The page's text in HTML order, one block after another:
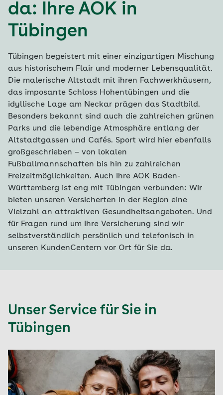
da: Ihre AOK in
Tübingen
Tübingen begeistert mit einer einzigartigen Mischung
aus historischem Flair und moderner Lebensqualität.
Die malerische Altstadt mit ihren Fachwerkhäusern,
das imposante Schloss Hohentübingen und die
idyllische Lage am Neckar prägen das Stadtbild.
Besonders bekannt sind auch die zahlreichen grünen
Parks und die lebendige Atmosphäre entlang der
Altstadtgassen und Cafés. Sport wird hier ebenfalls
großgeschrieben – von lokalen
Fußballmannschaften bis hin zu zahlreichen
Freizeitmöglichkeiten. Auch Ihre AOK Baden-
Württemberg ist eng mit Tübingen verbunden: Wir
bieten unseren Versicherten in der Region eine
Vielzahl an attraktiven Gesundheitsangeboten. Und
für Fragen rund um Ihre Versicherung sind wir
selbstverständlich persönlich und telefonisch in
unseren KundenCentern vor Ort für Sie da.
Unser Service für Sie in
Tübingen